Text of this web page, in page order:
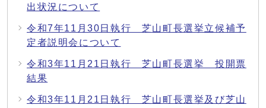
出状況について
令和7年11月30日執行 芝山町長選挙立候補予
定者説明会について
令和3年11月21日執行 芝山町長選挙 投開票
結果
令和3年11月21日執行 芝山町長選挙及び芝山